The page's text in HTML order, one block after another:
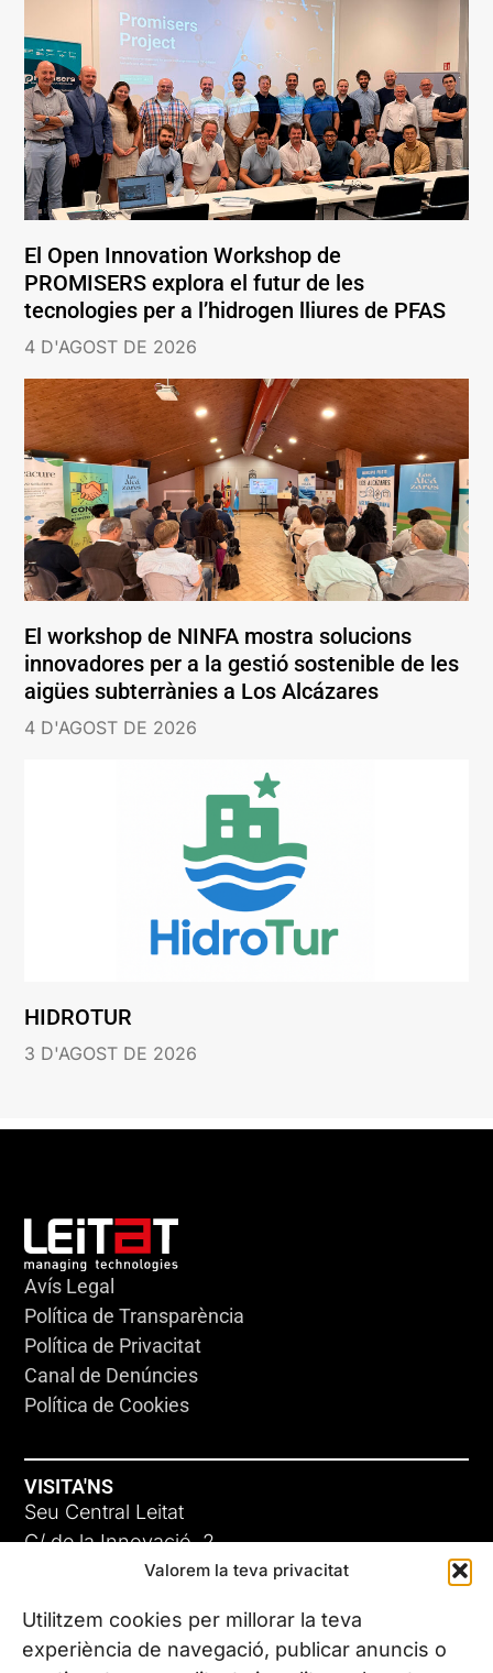
Valorem la teva privacitat
Utilitzem cookies per millorar la teva
experiència de navegació, publicar anuncis o
El Open Innovation Workshop de
PROMISERS explora el futur de les
tecnologies per a l’hidrogen lliures de PFAS
4 D'AGOST DE 2026
El workshop de NINFA mostra solucions
innovadores per a la gestió sostenible de les
aigües subterrànies a Los Alcázares
4 D'AGOST DE 2026
HIDROTUR
3 D'AGOST DE 2026
Avís Legal
Política de Transparència
Política de Privacitat
Canal de Denúncies
Política de Cookies
VISITA'NS
Seu Central Leitat
C/ de la Innovació, 2
08225 Terrassa, (Barcelona)
Coneix les nostres seus